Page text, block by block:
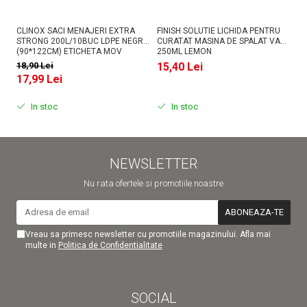
CLINOX SACI MENAJERI EXTRA
STRONG 200L/10BUC LDPE NEGRI
(90*122CM) ETICHETA MOV
18,90 Lei
17,99 Lei
In stoc
FINISH SOLUTIE LICHIDA PENTRU
CURATAT MASINA DE SPALAT VASE
250ML LEMON
15,40 Lei
In stoc
NEWSLETTER
Nu rata ofertele si promotiile noastre
Vreau sa primesc newsletter cu promotiile magazinului. Afla mai
multe in Politica de Confidentialitate
SOCIAL